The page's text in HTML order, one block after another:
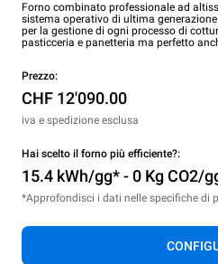
Forno combinato professionale ad
sistema operativo di ultima
per la gestione di ogni processo di
pasticceria e panetteria ma perfetto
Prezzo:
CHF 12'090.00
iva e spedizione esclusa
Hai scelto il forno più efficiente?:
15.4 kWh/gg* - 0 Kg CO2/
*Approfondisci i dati nelle specifiche di